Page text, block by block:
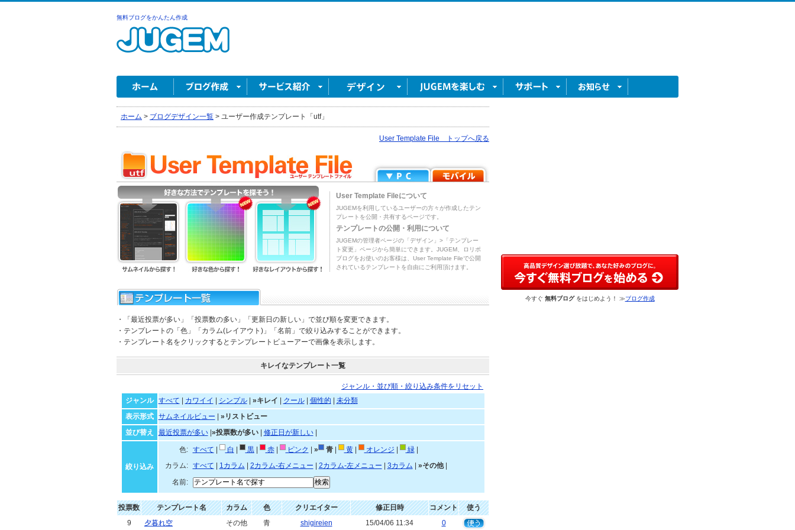
無料ブログをかんたん作成
ホーム > ブログデザイン一覧 > ユーザー作成テンプレート「utf」
User Template File トップへ戻る
User Template Fileについて
JUGEMを利用しているユーザーの方々が作成したテン
プレートを公開・共有するページです。
テンプレートの公開・利用について
JUGEMの管理者ページの「デザイン」>「テンプレー
ト変更」ページから簡単にできます。JUGEM、ロリポ
ブログをお使いのお客様は、User Template Fileで公開
されているテンプレートを自由にご利用頂けます。
・「最近投票が多い」「投票数の多い」「更新日の新しい」で並び順を変更できます。
・テンプレートの「色」「カラム(レイアウト)」「名前」で絞り込みすることができます。
・テンプレート名をクリックするとテンプレートビューアーで画像を表示します。
キレイなテンプレート一覧
ジャンル・並び順・絞り込み条件をリセット
ジャンル
すべて カワイイ シンプル| »キレイ クール| 個性的
未分類
表示形式
サムネイルビュー
»リストビュー
並び替え
最近投票が多い| »投票数が多い| 修正日が新しい|
絞り込み
色: すべて 白 黒| 赤| ピンク » 青| 黄| オレンジ 緑|
カラム:
すべて 1カラム 2カラム-右メニュー 2カラム-左メニュー 3カラム »その他|
名前:
投票数 テンプレート名 カラム 色 クリエイター 修正日時 コメント
使う
9
夕暮れ空 その他 青 shigireien 15/04/06 11:34 0
今すぐ 無料ブログをはじめよう！ ≫ブログ作成